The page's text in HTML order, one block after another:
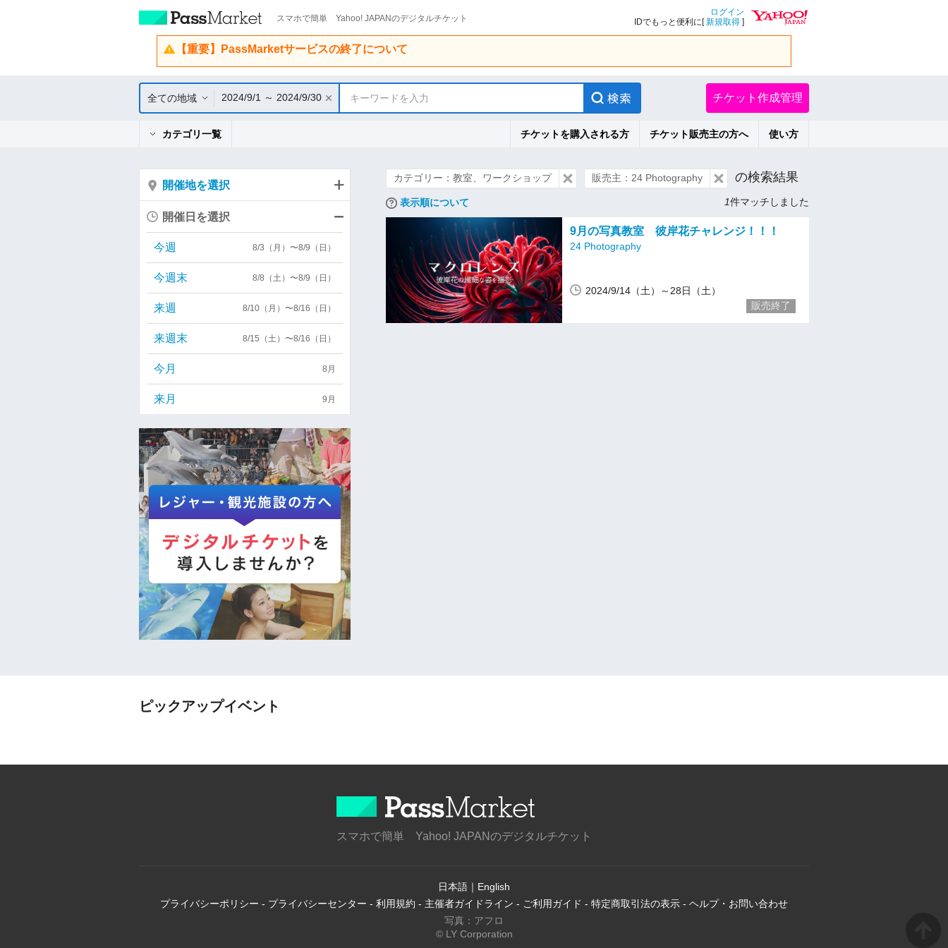
スマホで簡単 Yahoo! JAPANのデジタルチケット
ログイン
IDでもっと便利に[新規取得 ]
【重要】PassMarketサービスの終了について
全ての地域 2024/9/1 ～ 2024/9/30 キーワードを入力 チケット作成管理
カテゴリ一覧 チケットを購入される方 チケット販売主の方へ 使い方
カテゴリー：教室、ワークショップ 販売主：24 Photography の検索結果
表示順について 1件マッチしました
9月の写真教室 彼岸花チャレンジ！！！
24 Photography
2024/9/14（土）～28日（土）
販売終了
開催地を選択
開催日を選択
今週 8/3（月）〜8/9（日）
今週末 8/8（土）〜8/9（日）
来週 8/10（月）〜8/16（日）
来週末 8/15（土）〜8/16（日）
今月 8月
来月 9月
ピックアップイベント
スマホで簡単 Yahoo! JAPANのデジタルチケット
日本語 ｜ English
プライバシーポリシー - プライバシーセンター - 利用規約 - 主催者ガイドライン - ご利用ガイド - 特定商取引法の表示 - ヘルプ・お問い合わせ
写真：アフロ
© LY Corporation